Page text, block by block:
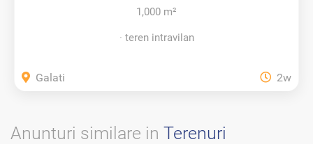
1,000 m²
teren intravilan
Galati 2w
Anunturi similare in Terenuri